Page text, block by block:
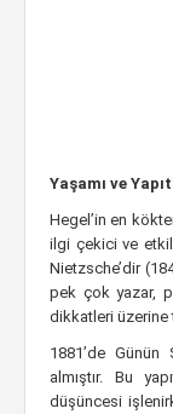
Yaşamı ve
Hegel’in en
ilgi çekici ve
Nietzsche’dir
pek çok yazar,
dikkatleri üzerine
1881’de Günün
almıştır. Bu
düşüncesi